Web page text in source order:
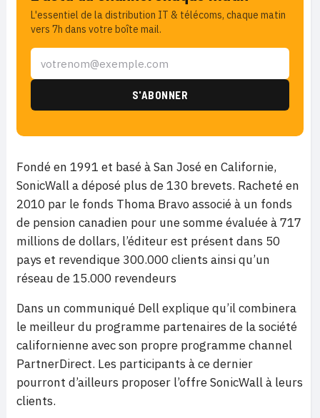
L'essentiel de la distribution IT & télécoms, chaque matin
vers 7h dans votre boîte mail.
Fondé en 1991 et basé à San José en Californie,
SonicWall a déposé plus de 130 brevets. Racheté en
2010 par le fonds Thoma Bravo associé à un fonds
de pension canadien pour une somme évaluée à 717
millions de dollars, l’éditeur est présent dans 50
pays et revendique 300.000 clients ainsi qu’un
réseau de 15.000 revendeurs
Dans un communiqué Dell explique qu’il combinera
le meilleur du programme partenaires de la société
californienne avec son propre programme channel
PartnerDirect. Les participants à ce dernier
pourront d’ailleurs proposer l’offre SonicWall à leurs
clients.